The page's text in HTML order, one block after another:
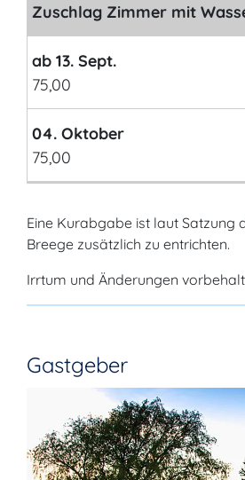
Zuschlag Zimmer mit
ab 13. Sept.
75,00
04. Oktober
75,00
Eine Kurabgabe ist laut Satzung
Breege zusätzlich zu entrichten.
Irrtum und Änderungen
Gastgeber